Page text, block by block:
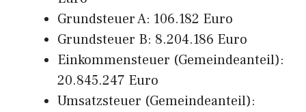
Grundsteuer A: 106.182 Euro
Grundsteuer B: 8.204.186 Euro
Einkommensteuer (Gemeindeanteil):
20.845.247 Euro
Umsatzsteuer (Gemeindeanteil):